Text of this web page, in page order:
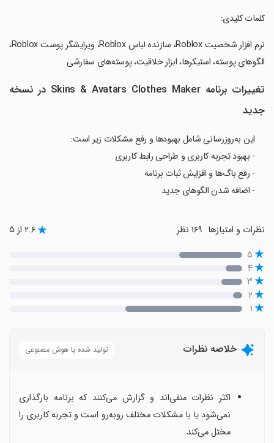
‏کلمات کلیدی:
‏نرم افزار شخصیت Roblox، سازنده لباس Roblox، ویرایشگر پوست Roblox،
الگوهای پوسته، استیکرها، ابزار خلاقیت، پوسته‌های سفارشی
تغییرات برنامه Skins & Avatars Clothes Maker در نسخه
جدید
این به‌روزرسانی شامل بهبودها و رفع مشکلات زیر است:
- بهبود تجربه کاربری و طراحی رابط کاربری
- رفع باگ‌ها و افزایش ثبات برنامه
- اضافه شدن الگوهای جدید
نظرات و امتیازها ۲.۶ از ۵
۵
۴
۳
۲
۱
خلاصه نظرات تولید شده با هوش مصنوعی
اکثر نظرات منفی‌اند و گزارش می‌کنند که برنامه بارگذاری
نمی‌شود یا با مشکلات مختلف روبه‌رو است و تجربه کاربری را
مختل می‌کند.